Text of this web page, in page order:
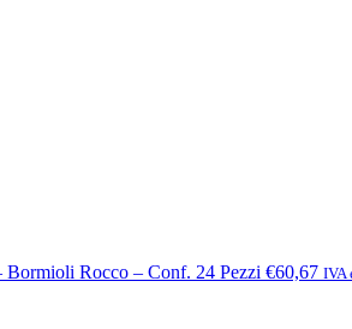
Rocco – Conf. 24 Pezzi €60,67 IVA